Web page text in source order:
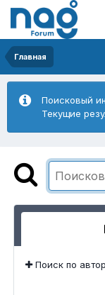
Главная
Поисковый
Текущие
Поиск по